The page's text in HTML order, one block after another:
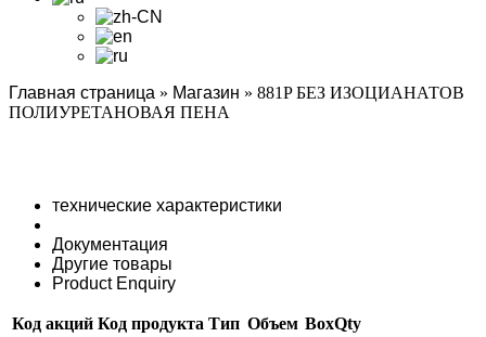
Главная страница » Магазин » 881P БЕЗ ИЗОЦИАНАТОВ
ПОЛИУРЕТАНОВАЯ ПЕНА
технические характеристики
Документация
Другие товары
Product Enquiry
Код акций Код продукта Тип Объем BoxQty